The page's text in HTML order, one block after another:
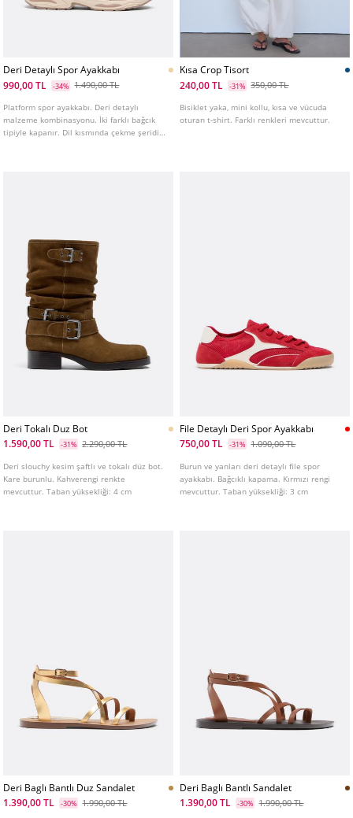
Deri Detaylı Spor Ayakkabı
990,00 TL
-34% 1.490,00 TL
Platform spor ayakkabı. Deri detaylı
malzeme kombinasyonu. İki farklı bağcık
tipiyle kapanır. Dil kısmında çekme şeridi.
Kısa Crop Tisort
240,00 TL
-31% 350,00 TL
Bisiklet yaka, mini kollu, kısa ve vücuda
oturan t-shirt. Farklı renkleri mevcuttur.
Deri Tokalı Duz Bot
1.590,00 TL
-31% 2.290,00 TL
Deri slouchy kesim şaftlı ve tokalı düz bot.
Kare burunlu. Kahverengi renkte
mevcuttur. Taban yüksekliği: 4 cm
File Detaylı Deri Spor Ayakkabı
750,00 TL
-31% 1.090,00 TL
Burun ve yanları deri detaylı file spor
ayakkabı. Bağcıklı kapama. Kırmızı rengi
mevcuttur. Taban yüksekliği: 3 cm
Deri Baglı Bantlı Duz Sandalet
1.390,00 TL
-30% 1.990,00 TL
Deri Baglı Bantlı Sandalet
1.390,00 TL
-30% 1.990,00 TL